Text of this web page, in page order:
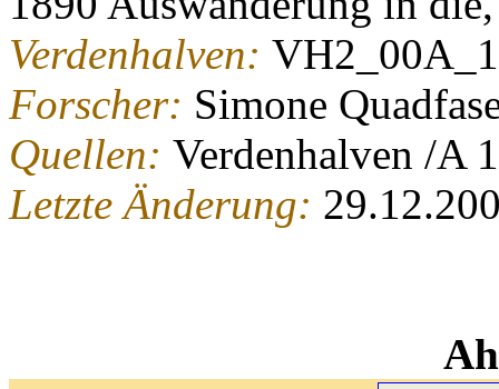
Verdenhalven:
Forscher: Simone
Quellen: Verdenhalven /A
Letzte Änderung: